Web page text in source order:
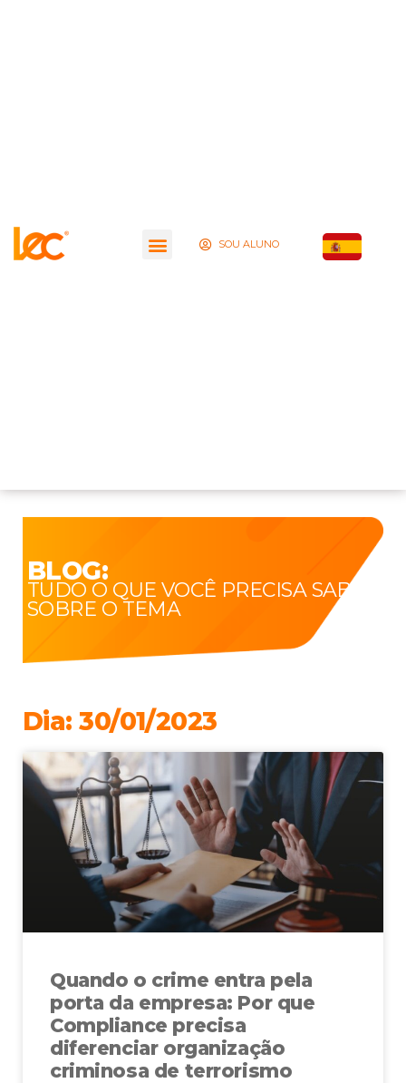
SOU ALUNO
BLOG:
TUDO O QUE VOCÊ PRECISA SABER
SOBRE O TEMA
Dia: 30/01/2023
Quando o crime entra pela
porta da empresa: Por que
Compliance precisa
diferenciar organização
criminosa de terrorismo